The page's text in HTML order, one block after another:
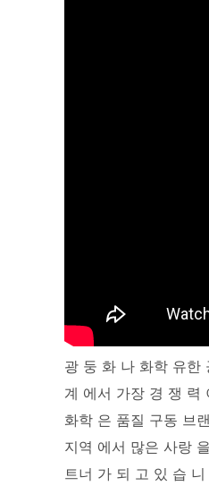
광 둥 화 나 화학 유한
계 에서 가장 경 쟁 력
화학 은 품질 구동 브
지역 에서 많은 사랑
트너 가 되 고 있 습 니